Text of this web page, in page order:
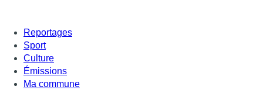
Reportages
Sport
Culture
Émissions
Ma commune